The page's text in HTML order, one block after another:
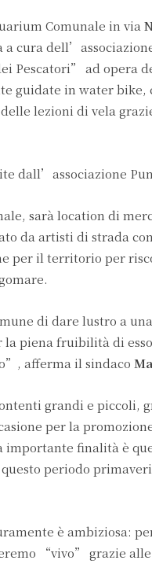
Comunale in via
cura
Pescatori” ad opera
guidate in water
lezioni di vela
dall’associazione
sarà location di
da artisti di strada
per il territorio per
di dare lustro a
piena fruibilità di
afferma il sindaco
grandi e piccoli,
per la
finalità è
periodo
è ambiziosa:
“vivo” grazie alle